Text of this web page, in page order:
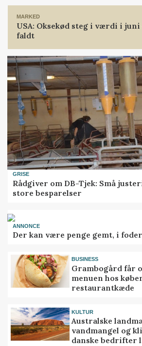
MARKED
USA: Oksekød steg i værdi i juni
faldt
GRISE
Rådgiver om DB-Tjek: Små
store besparelser
ANNONCE
Der kan være penge gemt, i
BUSINESS
Grambogård får
menuen hos
restaurantkæde
KULTUR
Australske
vandmangel og
danske bedrifter